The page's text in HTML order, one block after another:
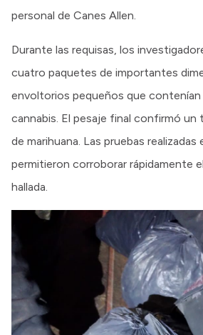
personal de Canes Allen.
Durante las requisas, los
cuatro paquetes de importantes
envoltorios pequeños que
cannabis. El pesaje final confirmó un
de marihuana. Las pruebas realizadas
permitieron corroborar rápidamente
hallada.